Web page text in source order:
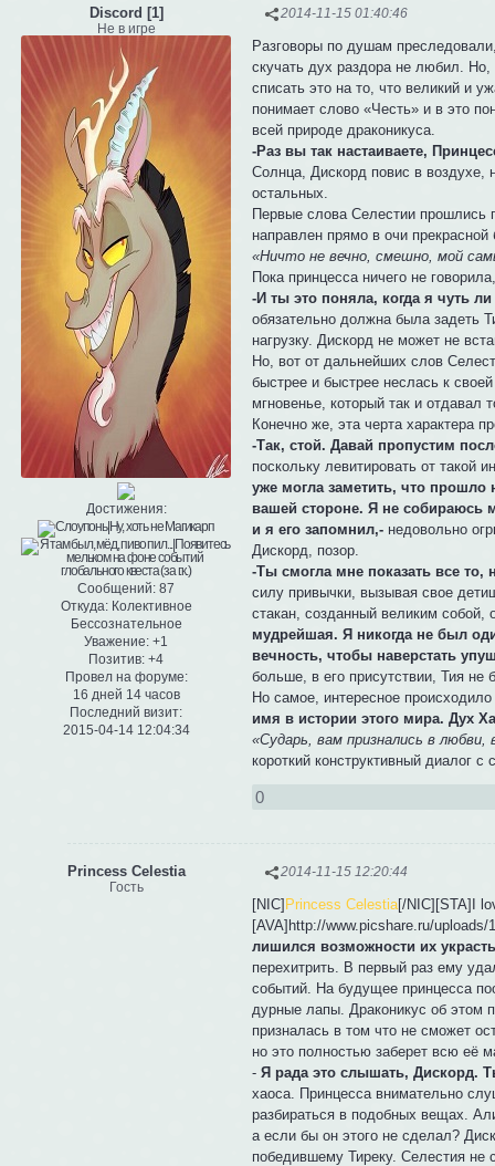
2014-11-15 01:40:46
Discord [1]
Не в игре
Достижения:
Сообщений: 87
Откуда:Колективное
Бессознательное
Уважение: +1
Позитив: +4
Провел на форуме:
16 дней 14 часов
Последний визит:
2015-04-14 12:04:34
Разговоры по душам
скучать дух раздора не любил.
списать это на то, что великий и
понимает слово «Честь» и в это
всей природе драконикуса.
-Раз вы так настаиваете,
Солнца, Дискорд повис в воздухе,
остальных.
Первые слова Селестии прошлись
направлен прямо в очи
«Ничто не вечно, смешно, мой
Пока принцесса ничего не
-И ты это поняла, когда я чуть
обязательно должна была задеть
нагрузку. Дискорд не может не
Но, вот от дальнейших слов
быстрее и быстрее неслась к
мгновенье, который так и отдавал
Конечно же, эта черта характера
-Так, стой. Давай пропустим
поскольку левитировать от такой
уже могла заметить, что
вашей стороне. Я не собираюсь
и я его запомнил,- недовольно
Дискорд, позор.
-Ты смогла мне показать все то,
силу привычки, вызывая свое
стакан, созданный великим собой,
мудрейшая. Я никогда не был
вечность, чтобы наверстать
больше, в его присутствии, Тия не
Но самое, интересное
имя в истории этого мира. Дух
«Сударь, вам признались в
короткий конструктивный диалог
0
2014-11-15 12:20:44
Princess Celestia
Гость
[NIC]Princess Celestia[/NIC][STA]I
[AVA]http://www.picshare.ru/
лишился возможности их
перехитрить. В первый раз ему
событий. На будущее принцесса
дурные лапы. Драконикус об этом
призналась в том что не сможет
но это полностью заберет всю её
-Я рада это слышать, Дискорд.
хаоса. Принцесса внимательно
разбираться в подобных вещах.
а если бы он этого не сделал?
победившему Тиреку. Селестия не